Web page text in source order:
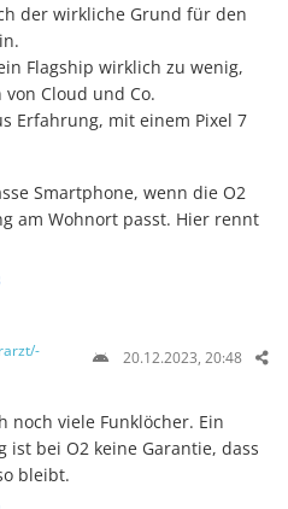
der wirkliche Grund für den
Flagship wirklich zu wenig,
Cloud und Co.
Erfahrung, mit einem Pixel 7
Smartphone, wenn die O2
am Wohnort passt. Hier rennt
20.12.2023, 20:48
noch viele Funklöcher. Ein
ist bei O2 keine Garantie, dass
bleibt.